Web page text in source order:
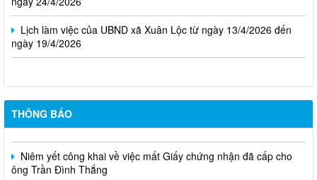
Lịch làm việc của UBND xã Xuân Lộc từ ngày 13/4/2026 đến
ngày 19/4/2026
THÔNG BÁO
Cuộc thi trực tuyến tìm hiểu pháp luật năm 2026.
Niêm yết công khai về việc mất Giấy chứng nhận đã cấp cho
ông Trần Đình Thắng